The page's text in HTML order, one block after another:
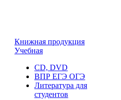
Книжная продукция
Учебная
CD, DVD
ВПР ЕГЭ ОГЭ
Литература для
студентов